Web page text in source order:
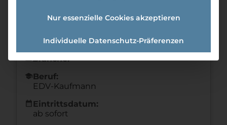
Details zur Lehrstelle
folderBranche:
schoolBeruf:
EDV-Kaufmann
calendar_month Eintrittsdatum:
ab sofort
Nur essenzielle Cookies akzeptieren
Individuelle Datenschutz-Präferenzen